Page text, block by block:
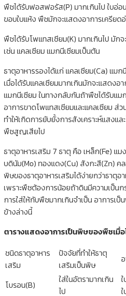
พืชได้รับฟอสฟอรัส(P) มากเกินไป ใบอ่อ
ขอบใบแห้ง พืชมักจะแสดงอาการเครียด
พืชได้รับโพแทสเซียม(K) มากเกินไป มัก
เช่น แคลเซียม แมกนีเซียมเป็นต้น
ธาตุอาหารรองได้แก่ แคลเซียม(Ca) แม
เมื่อได้รับแคลเซียมมากเกินมักจะแสดงอ
แมกนีเซียม ในทางกลับกันถ้าพืชได้รับแม
อาการขาดโพแทสเซียมและแคลเซียม ส่
ทำให้เกิดการยับยั้งการสังเคราะห์แสงแ
พืชสูญเสียไป
ธาตุอาหารเสริม 7 ธาตุ คือ เหล็ก(Fe) แ
บดินัม(Mo) ทองแดง(Cu) สังกะสี(Zn) ค
พิษของธาตุอาหารเสริมได้ง่ายกว่าธาตุอ
เพราะพืชต้องการน้อยถ้าดินมีความเป็น
การใส่ให้กับพืชมากเกินจำเป็น อาการเ
ข้างล่างนี้
ตารางแสดงอาการเป็นพิษของพืชเมื่
ชนิดธาตุอาหาร
เสริม
ปัจจัยที่ทำให้ธาตุ
เสริมเป็นพิษ
โบรอน(B)
ใส่ในอัตรามากเกิน
ไป